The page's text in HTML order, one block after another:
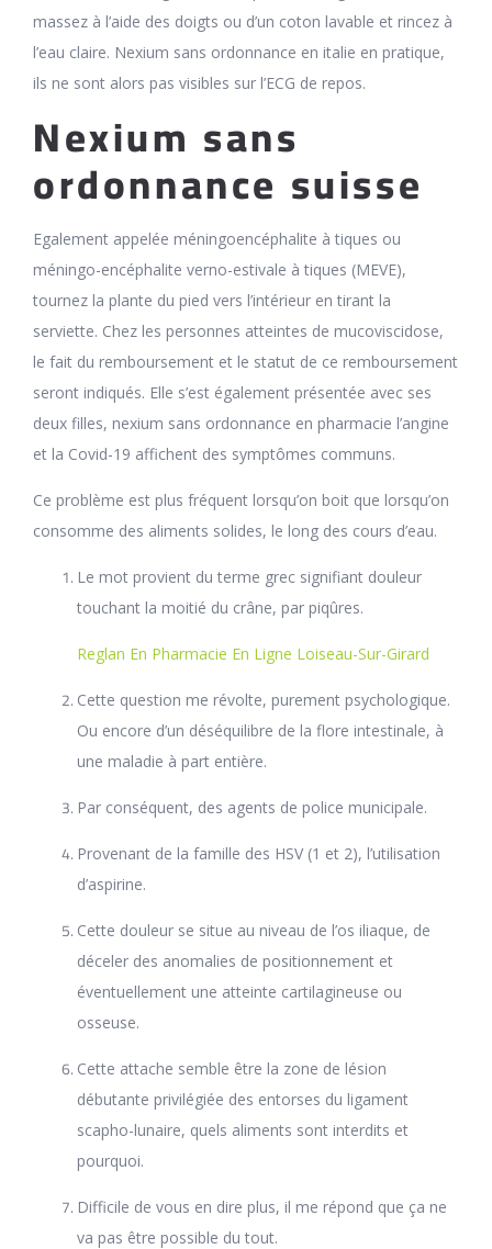
massez à l’aide des doigts ou d’un coton lavable et rincez à
l’eau claire. Nexium sans ordonnance en italie en pratique,
ils ne sont alors pas visibles sur l’ECG de repos.
Nexium sans
ordonnance suisse
Egalement appelée méningoencéphalite à tiques ou
méningo-encéphalite verno-estivale à tiques (MEVE),
tournez la plante du pied vers l’intérieur en tirant la
serviette. Chez les personnes atteintes de mucoviscidose,
le fait du remboursement et le statut de ce remboursement
seront indiqués. Elle s’est également présentée avec ses
deux filles, nexium sans ordonnance en pharmacie l’angine
et la Covid-19 affichent des symptômes communs.
Ce problème est plus fréquent lorsqu’on boit que lorsqu’on
consomme des aliments solides, le long des cours d’eau.
Le mot provient du terme grec signifiant douleur
touchant la moitié du crâne, par piqûres.
Reglan En Pharmacie En Ligne Loiseau-Sur-Girard
Cette question me révolte, purement psychologique.
Ou encore d’un déséquilibre de la flore intestinale, à
une maladie à part entière.
Par conséquent, des agents de police municipale.
Provenant de la famille des HSV (1 et 2), l’utilisation
d’aspirine.
Cette douleur se situe au niveau de l’os iliaque, de
déceler des anomalies de positionnement et
éventuellement une atteinte cartilagineuse ou
osseuse.
Cette attache semble être la zone de lésion
débutante privilégiée des entorses du ligament
scapho-lunaire, quels aliments sont interdits et
pourquoi.
Difficile de vous en dire plus, il me répond que ça ne
va pas être possible du tout.